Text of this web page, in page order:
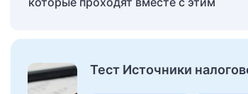
Тест Источники